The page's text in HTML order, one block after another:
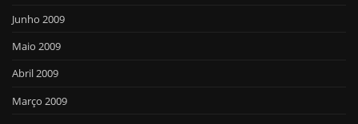
Junho 2009
Maio 2009
Abril 2009
Março 2009